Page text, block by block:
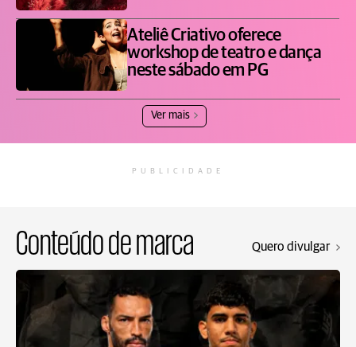
Ateliê Criativo oferece
workshop de teatro e dança
neste sábado em PG
Ver mais
PUBLICIDADE
Conteúdo de marca Quero divulgar